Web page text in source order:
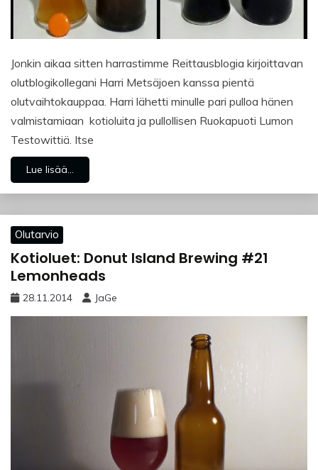
Jonkin aikaa sitten harrastimme Reittausblogia kirjoittavan
olutblogikollegani Harri Metsäjoen kanssa pientä
olutvaihtokauppaa. Harri lähetti minulle pari pulloa hänen
valmistamiaan kotioluita ja pullollisen Ruokapuoti Lumon
Testowittiä. Itse
Lue lisää...
Olutarvio
Kotioluet: Donut Island Brewing #21
Lemonheads
28.11.2014 JaGe